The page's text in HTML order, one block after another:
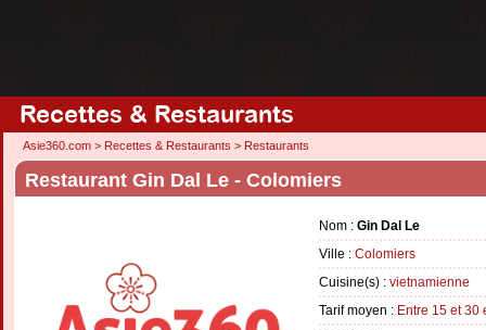
Recettes & Restaurants
Asie360.com > Recettes & Restaurants > Restaurants
Restaurant Gin Dal Le - Colomiers
Nom : Gin Dal Le
Ville : Colomiers
Cuisine(s) : vietnamienne
Tarif moyen : Entre 15 et 30